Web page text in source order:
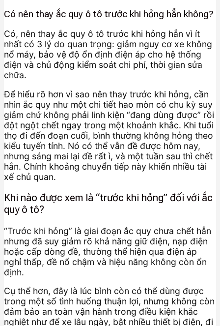
Có nên thay ắc quy ô tô trước khi hỏng hẳn không?
Có, nên thay ắc quy ô tô trước khi hỏng hẳn vì ít
nhất có 3 lý do quan trọng: giảm nguy cơ xe không
nổ máy, bảo vệ độ ổn định điện áp cho hệ thống
điện và chủ động kiểm soát chi phí, thời gian sửa
chữa.
Để hiểu rõ hơn vì sao nên thay trước khi hỏng, cần
nhìn ắc quy như một chi tiết hao mòn có chu kỳ suy
giảm chứ không phải linh kiện “đang dùng được” rồi
đột ngột chết ngay trong một khoảnh khắc. Khi tuổi
thọ đi đến đoạn cuối, bình thường không hỏng theo
kiểu tuyến tính. Nó có thể vẫn đề được hôm nay,
nhưng sáng mai lại đề rất ì, và một tuần sau thì chết
hẳn. Chính khoảng chuyển tiếp này khiến nhiều tài
xế chủ quan.
Khi nào được xem là “trước khi hỏng” đối với ắc
quy ô tô?
“Trước khi hỏng” là giai đoạn ắc quy chưa chết hẳn
nhưng đã suy giảm rõ khả năng giữ điện, nạp điện
hoặc cấp dòng đề, thường thể hiện qua điện áp
nghỉ thấp, đề nổ chậm và hiệu năng không còn ổn
định.
Cụ thể hơn, đây là lúc bình còn có thể dùng được
trong một số tình huống thuận lợi, nhưng không còn
đảm bảo an toàn vận hành trong điều kiện khắc
nghiệt như để xe lâu ngày, bật nhiều thiết bị điện, đi